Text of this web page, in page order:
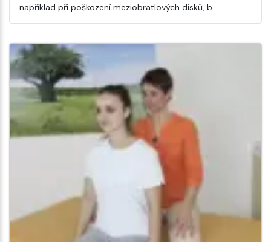
například při poškození meziobratlových disků, b…